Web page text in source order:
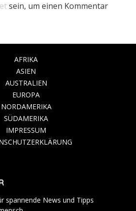
sein, um einen Kommentar
AFRIKA
ASIEN
AUSTRALIEN
EUROPA
NORDAMERIKA
SÜDAMERIKA
IMPRESSUM
spannende News und Tipps